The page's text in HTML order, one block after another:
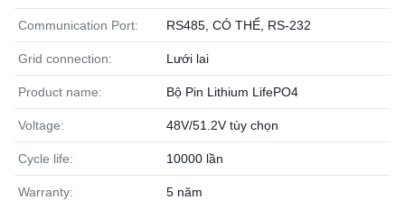
Communication Port: RS485, CÓ THỂ, RS-232
Grid connection: Lưới lai
Product name: Bộ Pin Lithium LifePO4
Voltage: 48V/51.2V tùy chọn
Cycle life: 10000 lần
Warranty: 5 năm